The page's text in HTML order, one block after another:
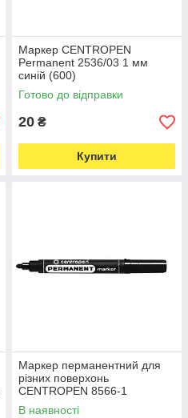
Маркер CENTROPEN
Permanent 2536/03 1 мм
синій (600)
Готово до відправки
20 ₴
Купити
Маркер перманентний для
різних поверхонь
CENTROPEN 8566-1
товщина 2,5 мм чорний (597)
В наявності